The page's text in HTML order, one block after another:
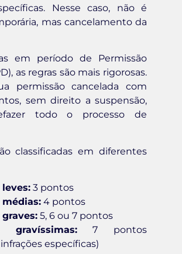
Nesse caso, não é
mas cancelamento da
em período de Permissão
as regras são mais rigorosas.
permissão cancelada com
sem direito a suspensão,
todo o processo de
classificadas em diferentes
leves: 3 pontos
médias: 4 pontos
5, 6 ou 7 pontos
gravíssimas:7 pontos
específicas)